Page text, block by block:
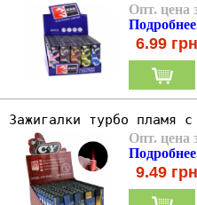
Опт. цена
6.99
Зажигалки турбо пламя
Опт. цена
9.49